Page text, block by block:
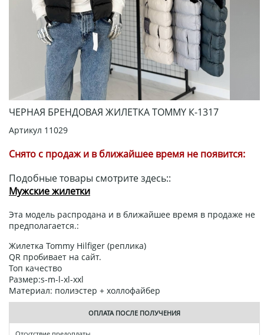
ЧЕРНАЯ БРЕНДОВАЯ ЖИЛЕТКА TOMMY К-1317
Артикул 11029
Снято с продаж и в ближайшее время не появится:
Подобные товары смотрите здесь::
Мужские жилетки
Эта модель распродана и в ближайшее время в продаже не
предполагается.:
Жилетка Tommy Hilfiger (реплика)
QR пробивает на сайт.
Топ качество
Размер:s-m-l-xl-xxl
Материал: полиэстер + холлофайбер
ОПЛАТА ПОСЛЕ ПОЛУЧЕНИЯ